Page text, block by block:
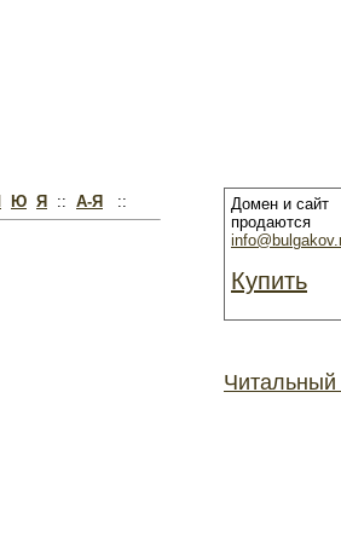
Ю Я :: А-Я ::
Домен и сайт
продаются
Купить
Читальный